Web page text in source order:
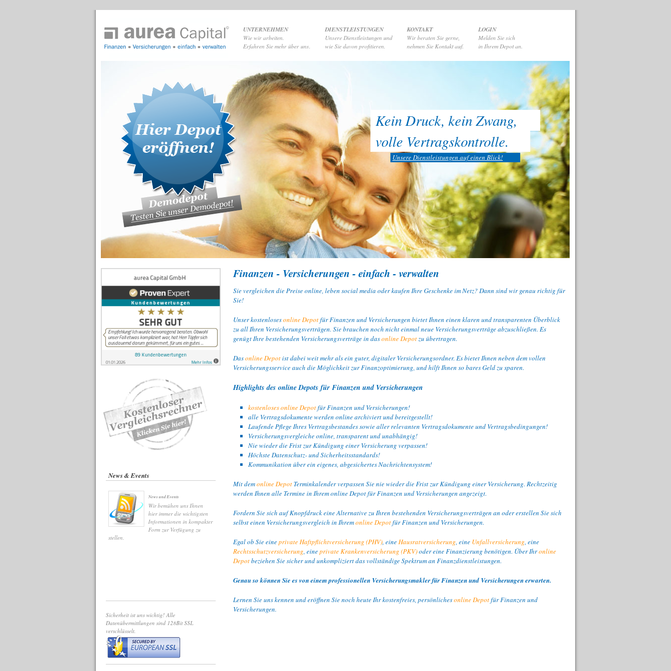
UNTERNEHMEN
Wie wir arbeiten.
Erfahren Sie mehr über uns.
DIENSTLEISTUNGEN
Unsere Dienstleistungen und
wie Sie davon profitieren.
KONTAKT
Wir beraten Sie gerne,
nehmen Sie Kontakt auf.
LOGIN
Melden Sie sich
in Ihrem Depot an.
Bewertungen auf ProvenExpert.com
Kein Druck, kein Zwang,
volle Vertragskontrolle.
Unsere Dienstleistungen auf einen Blick!
News & Events
News und Events
Wir bemühen uns Ihnen
hier immer die wichtigsten
Informationen in kompakter
Form zur Verfügung zu
stellen.
Sicherheit ist uns wichtig! Alle
Datenübermittlungen sind 128Bit SSL
verschlüsselt.
Finanzen - Versicherungen - einfach - verwalten
Sie vergleichen die Preise online, leben social media oder kaufen Ihre Geschenke im Netz? Dann sind wir genau richtig für
Sie!
Unser kostenlosesonline Depotfür Finanzen und Versicherungen bietet Ihnen einen klaren und transparenten Überblick
zu all Ihren Versicherungsverträgen. Sie brauchen noch nicht einmal neue Versicherungsverträge abzuschließen. Es
genügt Ihre bestehenden Versicherungsverträge in dasonline Depotzu übertragen.
Dasonline Depotist dabei weit mehr als ein guter, digitaler Versicherungsordner. Es bietet Ihnen neben dem vollen
Versicherungsservice auch die Möglichkeit zur Finanzoptimierung, und hilft Ihnen so bares Geld zu sparen.
Highlights des online Depots für Finanzen und Versicherungen
kostenloses online Depotfür Finanzen und Versicherungen!
alle Vertragsdokumente werden online archiviert und bereitgestellt!
Laufende Pflege Ihres Vertragsbestandes sowie aller relevanten Vertragsdokumente und Vertragsbedingungen!
Versicherungsvergleiche online, transparent und unabhängig!
Nie wieder die Frist zur Kündigung einer Versicherung verpassen!
Höchste Datenschutz- und Sicherheitsstandards!
Kommunikation über ein eigenes, abgesichertes Nachrichtensystem!
Mit demonline Depot Terminkalender verpassen Sie nie wieder die Frist zur Kündigung einer Versicherung. Rechtzeitig
werden Ihnen alle Termine in Ihrem online Depot für Finanzen und Versicherungen angezeigt.
Fordern Sie sich auf Knopfdruck eine Alternative zu Ihren bestehenden Versicherungsverträgen an oder erstellen Sie sich
selbst einen Versicherungsvergleich in Ihremonline Depotfür Finanzen und Versicherungen.
Egal ob Sie eineprivate Haftpflichtversicherung (PHV), eineHausratversicherung, eine Unfallversicherung, eine
Rechtsschutzversicherung, eineprivate Krankenversicherung (PKV)oder eine Finanzierung benötigen. Über Ihronline
Depotbeziehen Sie sicher und unkompliziert das vollständige Spektrum an Finanzdienstleistungen.
Genau so können Sie es von einem professionellen Versicherungsmakler für Finanzen und Versicherungen erwarten.
Lernen Sie uns kennen und eröffnen Sie noch heute Ihr kostenfreies, persönlichesonline Depotfür Finanzen und
Versicherungen.